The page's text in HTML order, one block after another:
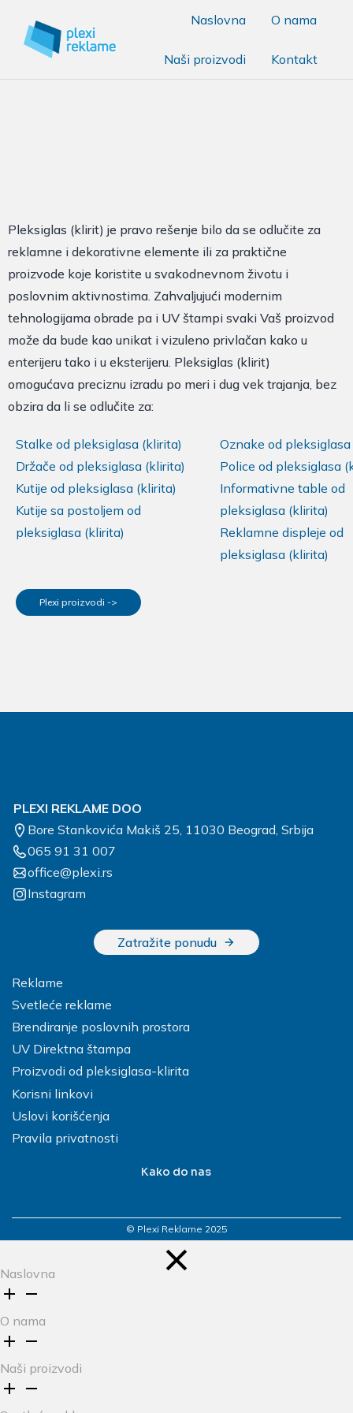
Naslovna O nama
Naši proizvodi Kontakt
Proizvodi od pleksiglasa
Pleksiglas (klirit) je pravo rešenje bilo da se odlučite za
reklamne i dekorativne elemente ili za praktične
proizvode koje koristite u svakodnevnom životu i
poslovnim aktivnostima. Zahvaljujući modernim
tehnologijama obrade pa i UV štampi svaki Vaš proizvod
može da bude kao unikat i vizuleno privlačan kako u
enterijeru tako i u eksterijeru. Pleksiglas (klirit)
omogućava preciznu izradu po meri i dug vek trajanja, bez
obzira da li se odlučite za:
Stalke od pleksiglasa (klirita)
Držače od pleksiglasa (klirita)
Kutije od pleksiglasa (klirita)
Kutije sa postoljem od
pleksiglasa (klirita)
Oznake od
Police od pleksiglasa
Informativne table od
pleksiglasa (klirita)
Reklamne displeje od
pleksiglasa (klirita)
Plexi proizvodi ->
PLEXI REKLAME DOO
Bore Stankovića Makiš 25, 11030 Beograd, Srbija
065 91 31 007
office@plexi.rs
Instagram
Zatražite ponudu
Reklame
Svetleće reklame
Brendiranje poslovnih prostora
UV Direktna štampa
Proizvodi od pleksiglasa-klirita
Korisni linkovi
Uslovi korišćenja
Pravila privatnosti
Kako do nas
© Plexi Reklame 2025
Naslovna
O nama
Naši proizvodi